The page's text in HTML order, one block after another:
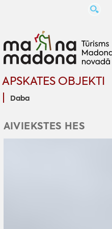
APSKATES OBJEKTI
Daba
AIVIEKSTES HES